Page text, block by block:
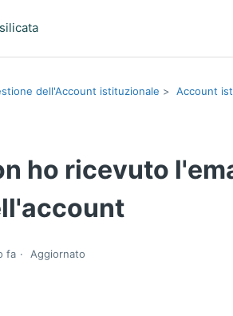
dell'Account istituzionale Account
ho ricevuto
fa Aggiornato